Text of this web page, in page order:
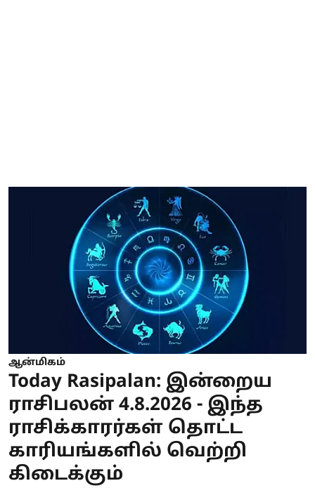
ஆன்மிகம்
Today Rasipalan: இன்றைய
ராசிபலன் 4.8.2026 - இந்த
ராசிக்காரர்கள் தொட்ட
காரியங்களில் வெற்றி
கிடைக்கும்